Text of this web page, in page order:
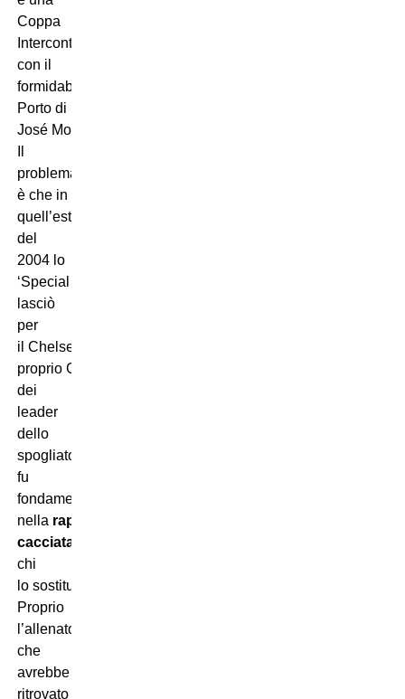
Coppa
Intercontinentale
con il
formidabile
Porto di
José Mourinho.
problema
è che in
quell’estate
del
2004 lo
‘Special One’
lasciò
per
il Chelsea e
proprio Costinha (uno
dei
leader
dello
spogliatoio)
fu
fondamentale
nella rapidissima
cacciata
chi
lo sostituì:
Proprio
l’allenatore
che
avrebbe
ritrovato